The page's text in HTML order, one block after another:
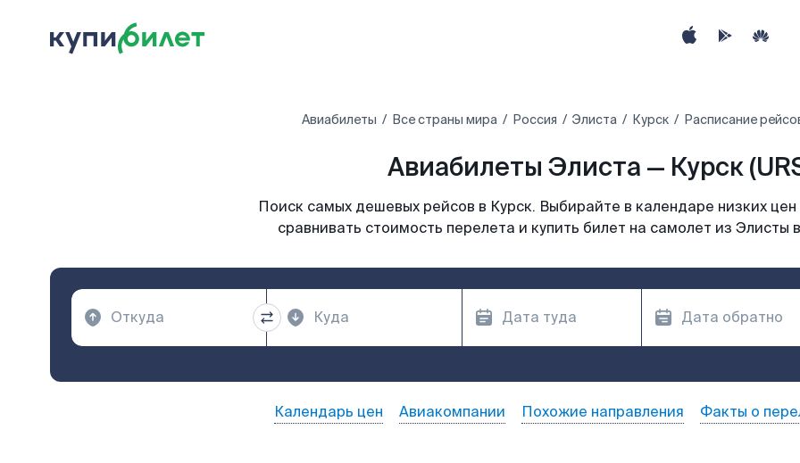
Авиабилеты Все страны мира Россия Элиста Курск Расписание
Авиабилеты Элиста — Курск
Поиск самых дешевых рейсов в Курск. Выбирайте в календаре низких
сравнивать стоимость перелета и купить билет на самолет из Элисты
Календарь цен Авиакомпании Похожие направления Факты о